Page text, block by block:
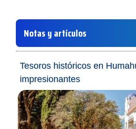
Notas y artículos
Tesoros históricos en
impresionantes